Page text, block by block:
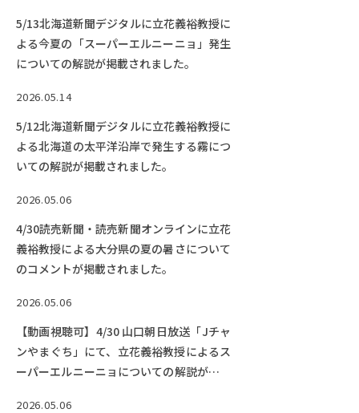
5/13北海道新聞デジタルに立花義裕教授に
よる今夏の「スーパーエルニーニョ」発生
についての解説が掲載されました。
2026.05.14
5/12北海道新聞デジタルに立花義裕教授に
よる北海道の太平洋沿岸で発生する霧につ
いての解説が掲載されました。
2026.05.06
4/30読売新聞・読売新聞オンラインに立花
義裕教授による大分県の夏の暑さについて
のコメントが掲載されました。
2026.05.06
【動画視聴可】4/30 山口朝日放送「Jチャ
ンやまぐち」にて、立花義裕教授によるス
ーパーエルニーニョについての解説が紹介
2026.05.06